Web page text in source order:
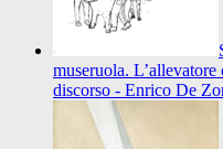
museruola.
discorso - Enrico De